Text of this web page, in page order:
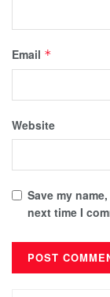
Email *
Website
Save my
next time I